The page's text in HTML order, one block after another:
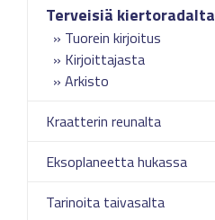
Terveisiä kiertoradalta
Tuorein kirjoitus
Kirjoittajasta
Arkisto
Kraatterin reunalta
Eksoplaneetta hukassa
Tarinoita taivasalta